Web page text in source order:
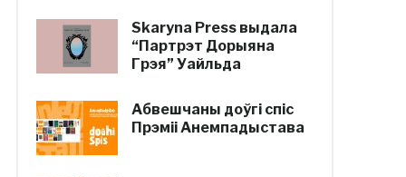
Skaryna Press выдала
“Партрэт Дорыяна
Грэя” Уайльда
Абвешчаны доўгі спіс
Прэміі Анемпадыстава